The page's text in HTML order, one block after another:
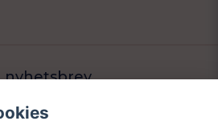
nyhetsbrev